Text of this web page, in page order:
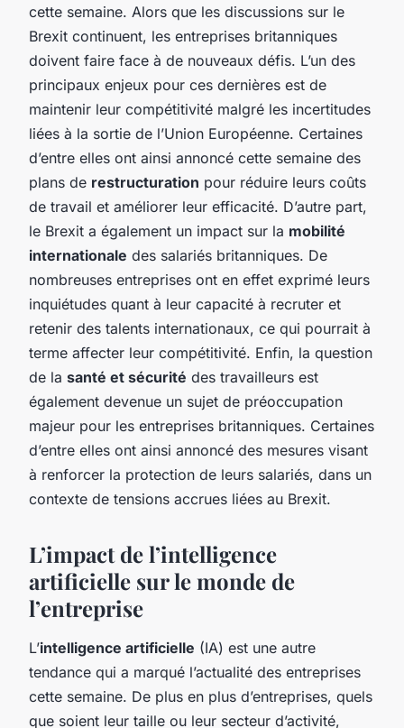
cette semaine. Alors que les discussions sur le
Brexit continuent, les entreprises britanniques
doivent faire face à de nouveaux défis. L’un des
principaux enjeux pour ces dernières est de
maintenir leur compétitivité malgré les incertitudes
liées à la sortie de l’Union Européenne. Certaines
d’entre elles ont ainsi annoncé cette semaine des
plans de restructuration pour réduire leurs coûts
de travail et améliorer leur efficacité. D’autre part,
le Brexit a également un impact sur la mobilité
internationale des salariés britanniques. De
nombreuses entreprises ont en effet exprimé leurs
inquiétudes quant à leur capacité à recruter et
retenir des talents internationaux, ce qui pourrait à
terme affecter leur compétitivité. Enfin, la question
de la santé et sécurité des travailleurs est
également devenue un sujet de préoccupation
majeur pour les entreprises britanniques. Certaines
d’entre elles ont ainsi annoncé des mesures visant
à renforcer la protection de leurs salariés, dans un
contexte de tensions accrues liées au Brexit.
L’impact de l’intelligence
artificielle sur le monde de
l’entreprise
L’intelligence artificielle (IA) est une autre
tendance qui a marqué l’actualité des entreprises
cette semaine. De plus en plus d’entreprises, quels
que soient leur taille ou leur secteur d’activité,